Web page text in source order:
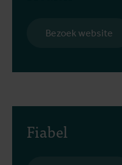
Bezoek website
Fiabel